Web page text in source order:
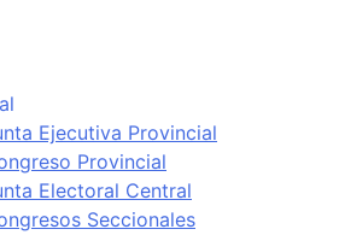
Ejecutiva Provincial
Provincial
Electoral Central
Seccionales